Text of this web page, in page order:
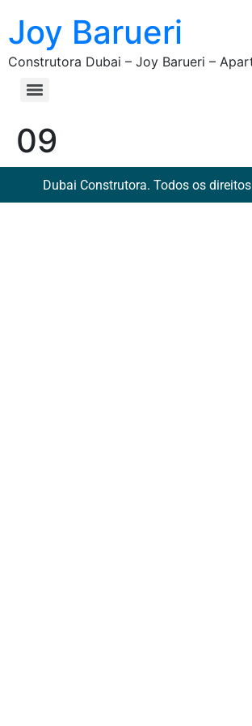
Joy Barueri
Construtora Dubai – Joy Barueri –
09
Dubai Construtora. Todos os